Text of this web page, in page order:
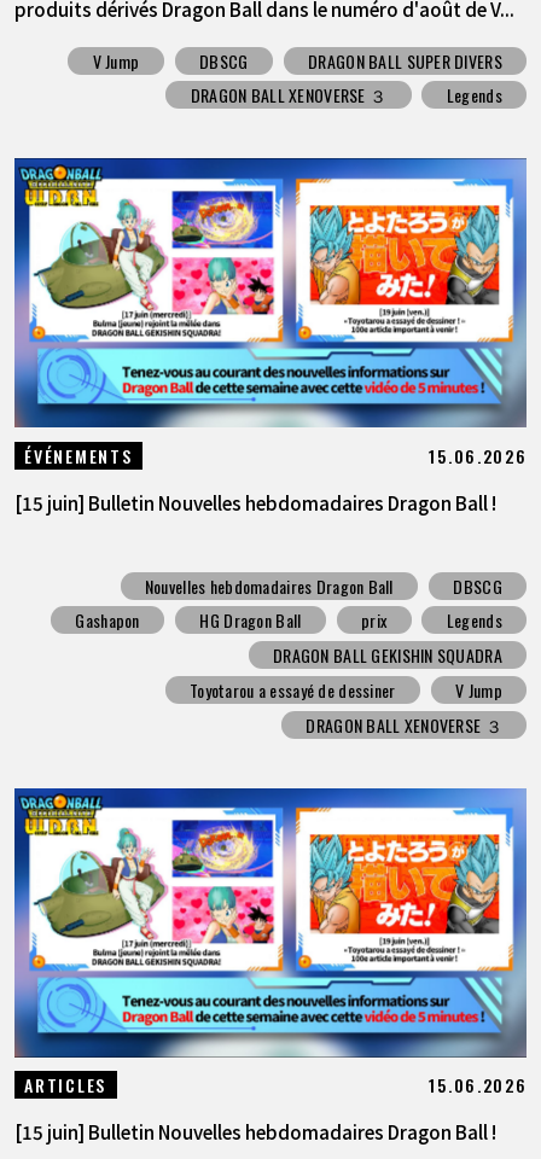
produits dérivés Dragon Ball dans le numéro d'août de V...
V Jump DBSCG
DRAGON BALL SUPER DIVERS
DRAGON BALL XENOVERSE ３
Legends
ÉVÉNEMENTS 15.06.2026
[15 juin] Bulletin Nouvelles hebdomadaires Dragon Ball !
Nouvelles hebdomadaires Dragon Ball
DBSCG
Gashapon
HG Dragon Ball prix
Legends
DRAGON BALL GEKISHIN SQUADRA
Toyotarou a essayé de dessiner
V Jump
DRAGON BALL XENOVERSE ３
ARTICLES 15.06.2026
[15 juin] Bulletin Nouvelles hebdomadaires Dragon Ball !